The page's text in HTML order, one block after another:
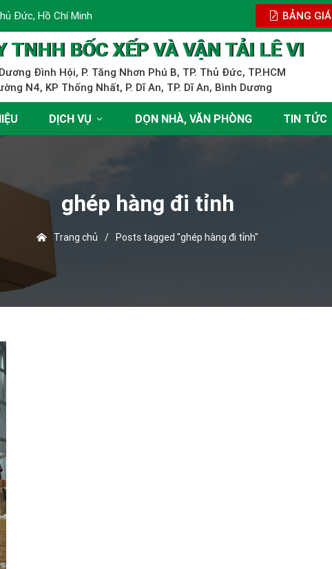
Đức, Hồ Chí Minh BẢNG GIÁ
TNHH BỐC XẾP VÀ VẬN TẢI LÊ VI
Đình Hội, P. Tăng Nhơn Phú B, TP. Thủ Đức, TP.HCM
N4, KP Thống Nhất, P. Dĩ An, TP. Dĩ An, Bình Dương
DỊCH VỤ DỌN NHÀ, VĂN PHÒNG TIN TỨC
ghép hàng đi tỉnh
Trang chủ /Posts tagged "ghép hàng đi tỉnh"